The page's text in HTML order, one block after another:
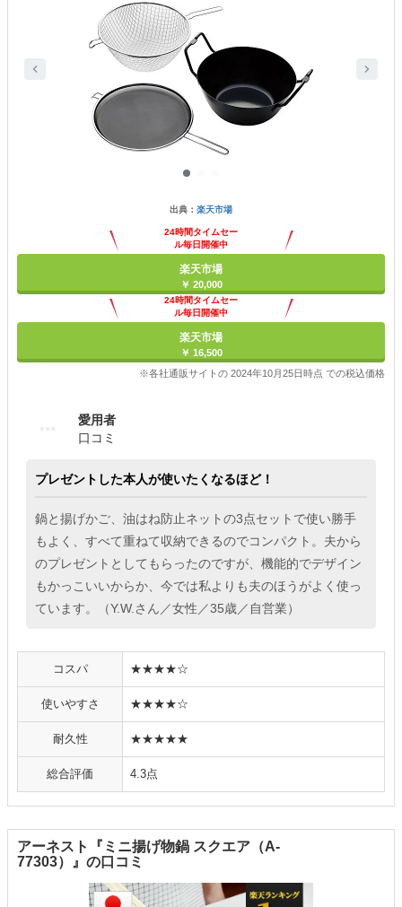
出典： 楽天市場
24時間タイムセー
ル毎日開催中
楽天市場
￥ 20,000
24時間タイムセー
ル毎日開催中
楽天市場
￥ 16,500
※各社通販サイトの 2024年10月25日時点 での税込価格
愛用者
口コミ
プレゼントした本人が使いたくなるほど！
鍋と揚げかご、油はね防止ネットの3点セットで使い勝手
もよく、すべて重ねて収納できるのでコンパクト。夫から
のプレゼントとしてもらったのですが、機能的でデザイン
もかっこいいからか、今では私よりも夫のほうがよく使っ
ています。（Y.W.さん／女性／35歳／自営業）
コスパ ★★★★☆
使いやすさ ★★★★☆
耐久性 ★★★★★
総合評価 4.3点
アーネスト『ミニ揚げ物鍋 スクエア（A-
77303）』の口コミ